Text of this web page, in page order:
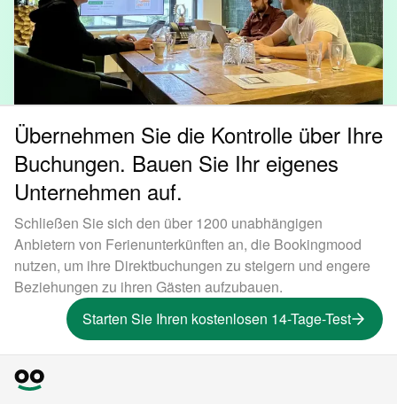
Übernehmen Sie die Kontrolle über Ihre
Buchungen. Bauen Sie Ihr eigenes
Unternehmen auf.
Schließen Sie sich den über 1200 unabhängigen
Anbietern von Ferienunterkünften an, die Bookingmood
nutzen, um ihre Direktbuchungen zu steigern und engere
Beziehungen zu ihren Gästen aufzubauen.
Starten Sie Ihren kostenlosen 14-Tage-Test